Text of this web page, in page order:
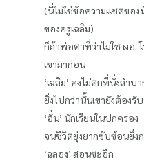
(นี่ไม่ใช่ข้อความแชตของ
ของครูเฉลิม)
ก็ถ้าพ่อตาที่ว่าไม่ใช่ ผอ.
เขามาก่อน
‘เฉลิม’ คงไม่ตกที่นั่งลำบ
ยิ่งไปกว่านั้นเขายังต้อง
‘อั๋น’ นักเรียนในปกครอง
จนชีวิตยุ่งยากซับซ้อนยิ่ง
‘ฉลอง’ สอนซะอีก